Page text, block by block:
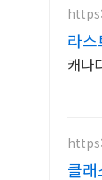
라
캐나
클